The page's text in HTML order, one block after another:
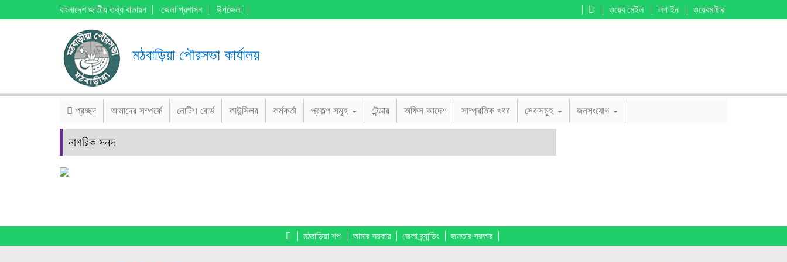
বাংলাদেশ জাতীয় তথ্য বাতায়ন জেলা প্রশাসন উপজেলা ওয়েব মেইল লগ ইন ওয়েবমাষ্টার
মঠবাড়িয়া পৌরসভা কার্যালয়
প্রচ্ছদ আমাদের সম্পর্কে নোটিশ বোর্ড কাউন্সিলর কর্মকর্তা প্রকল্প সমূহ টেন্ডার অফিস আদেশ সাম্প্রতিক খবর সেবাসমূহ জনসংযোগ
নাগরিক সনদ
মঠবাড়িয়া শপ আমার সরকার জেলা ব্র্যান্ডিং জনতার সরকার